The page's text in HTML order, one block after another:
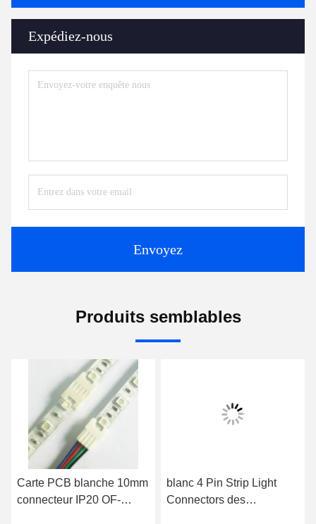
Expédiez-nous
Envoyez
Produits semblables
Carte PCB blanche 10mm
connecteur IP20 OF-
blanc 4 Pin Strip Light
Connectors des